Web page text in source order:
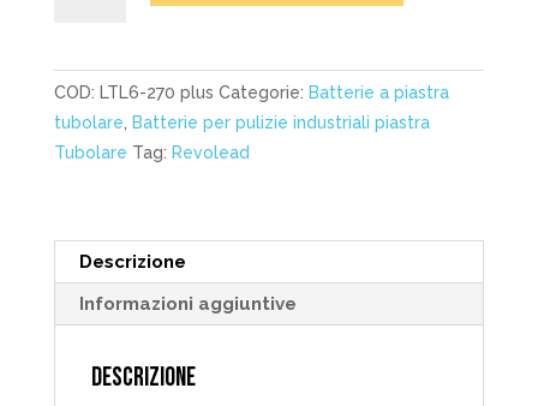
Revolead
LTL
6-
6V
270Ah
quantità
COD: LTL6-270 plus Categorie: Batterie a piastra
tubolare Batterie per pulizie industriali piastra
Tubolare Tag: Revolead
Descrizione
Informazioni aggiuntive
DESCRIZIONE